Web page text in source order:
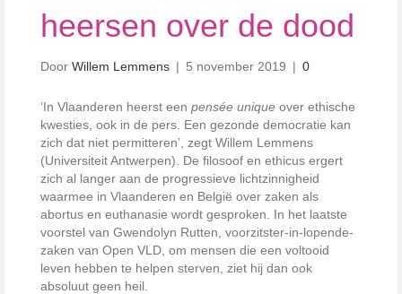
heersen over de dood
Door Willem Lemmens | 5 november 2019 | 0
‘In Vlaanderen heerst een pensée unique over ethische
kwesties, ook in de pers. Een gezonde democratie kan
zich dat niet permitteren’, zegt Willem Lemmens
(Universiteit Antwerpen). De filosoof en ethicus ergert
zich al langer aan de progressieve lichtzinnigheid
waarmee in Vlaanderen en België over zaken als
abortus en euthanasie wordt gesproken. In het laatste
voorstel van Gwendolyn Rutten, voorzitster-in-lopende-
zaken van Open VLD, om mensen die een voltooid
leven hebben te helpen sterven, ziet hij dan ook
absoluut geen heil.